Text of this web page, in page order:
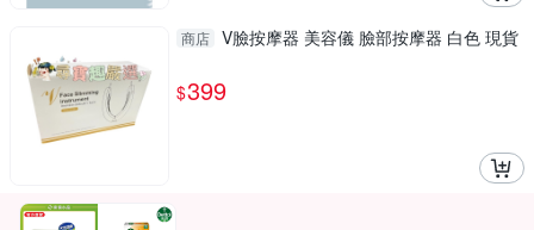
商店 V臉按摩器 美容儀 臉部按摩器 白色 現貨
$399